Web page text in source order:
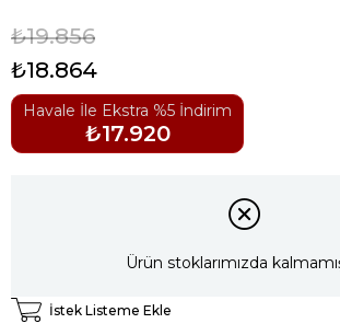
₺19.856
₺18.864
Havale İle Ekstra %5 İndirim
₺17.920
Ürün stoklarımızda
İstek Listeme Ekle